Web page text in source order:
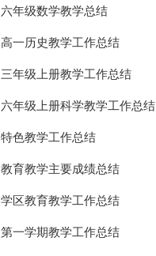
六年级数学教学总结
高一历史教学工作总结
三年级上册教学工作总结
六年级上册科学教学工作总结
特色教学工作总结
教育教学主要成绩总结
学区教育教学工作总结
第一学期教学工作总结